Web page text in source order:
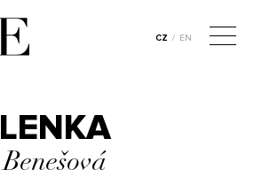
CZ / EN
LENKA
Benešová